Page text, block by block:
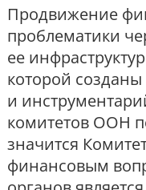
Продвижение
проблематики
ее
которой
и
комитетов ООН
значится
финансовым